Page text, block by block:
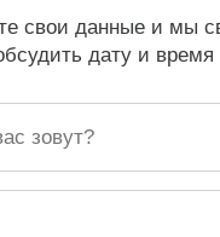
свои данные и мы
дату и